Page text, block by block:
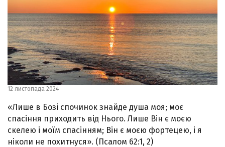
12 листопада 2024
«Лише в Бозі спочинок знайде душа моя; моє
спасіння приходить від Нього. Лише Він є моєю
скелею і моїм спасінням; Він є моєю фортецею, і я
ніколи не похитнуся». (Псалом 62:1, 2)